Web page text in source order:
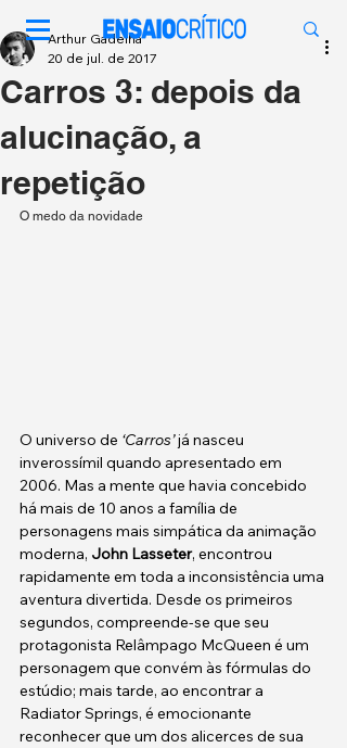
Carros 3: depois da
alucinação, a
repetição
Arthur Gadelha
20 de jul. de 2017
O medo da novidade
O universo de ‘Carros’ já nasceu
inverossímil quando apresentado em
2006. Mas a mente que havia concebido
há mais de 10 anos a família de
personagens mais simpática da animação
moderna, John Lasseter, encontrou
rapidamente em toda a inconsistência uma
aventura divertida. Desde os primeiros
segundos, compreende-se que seu
protagonista Relâmpago McQueen é um
personagem que convém às fórmulas do
estúdio; mais tarde, ao encontrar a
Radiator Springs, é emocionante
reconhecer que um dos alicerces de sua